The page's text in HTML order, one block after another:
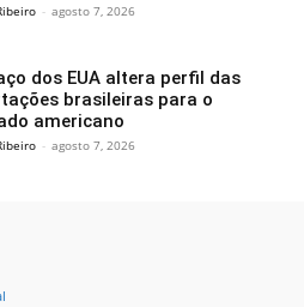
- agosto 7, 2026
dos EUA altera perfil das
brasileiras para o
americano
- agosto 7, 2026